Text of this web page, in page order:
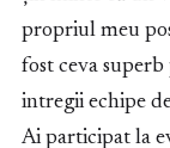
propriul meu
fost ceva
intregii echipe
Ai participat la